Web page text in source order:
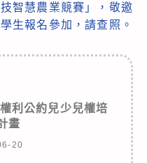
智慧農業競賽」，敬邀
生報名參加，請查照。
利公約兒少兒權培
畫
20